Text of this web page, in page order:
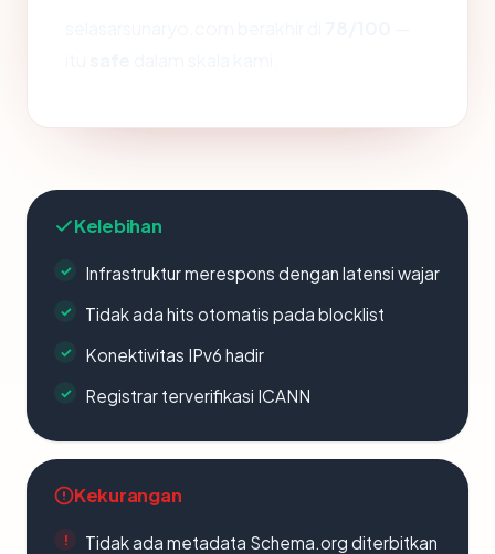
Kelebihan
Infrastruktur merespons dengan latensi wajar
Tidak ada hits otomatis pada blocklist
Konektivitas IPv6 hadir
Registrar terverifikasi ICANN
Kekurangan
Tidak ada metadata Schema.org diterbitkan